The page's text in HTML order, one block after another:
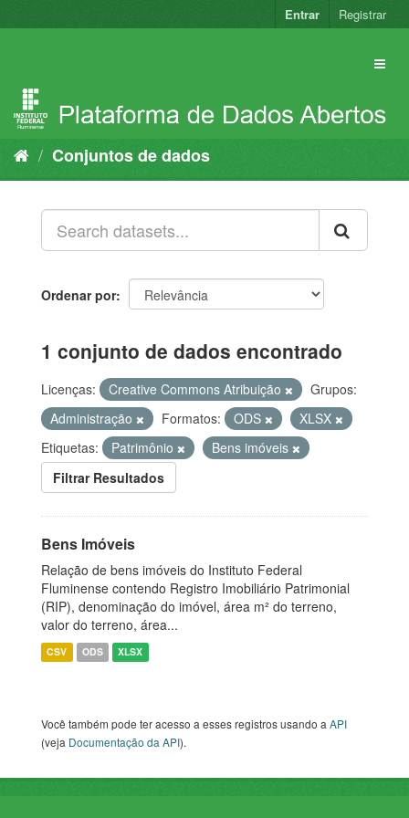
para
Entrar Registrar
Conjuntos de dados
Ordenar por
1 conjunto de dados encontrado
Licenças: Creative Commons Atribuição
Grupos:
Administração
Formatos: ODS
XLSX
Etiquetas:
Patrimônio
Bens imóveis
Filtrar Resultados
Bens Imóveis
Relação de bens imóveis do Instituto Federal
Fluminense contendo Registro Imobiliário Patrimonial
(RIP), denominação do imóvel, área m² do terreno,
valor do terreno, área...
CSV ODS XLSX
Você também pode ter acesso a esses registros usando aAPI
(veja Documentação da API).